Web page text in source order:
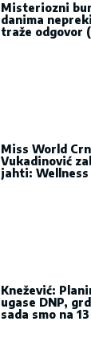
Misteriozni
danima
traže odgovor
Miss World
Vukadinović
jahti: Wellness
Knežević:
ugase DNP,
sada smo na